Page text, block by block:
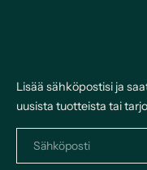
Lisää sähköpostisi ja
uusista tuotteista tai